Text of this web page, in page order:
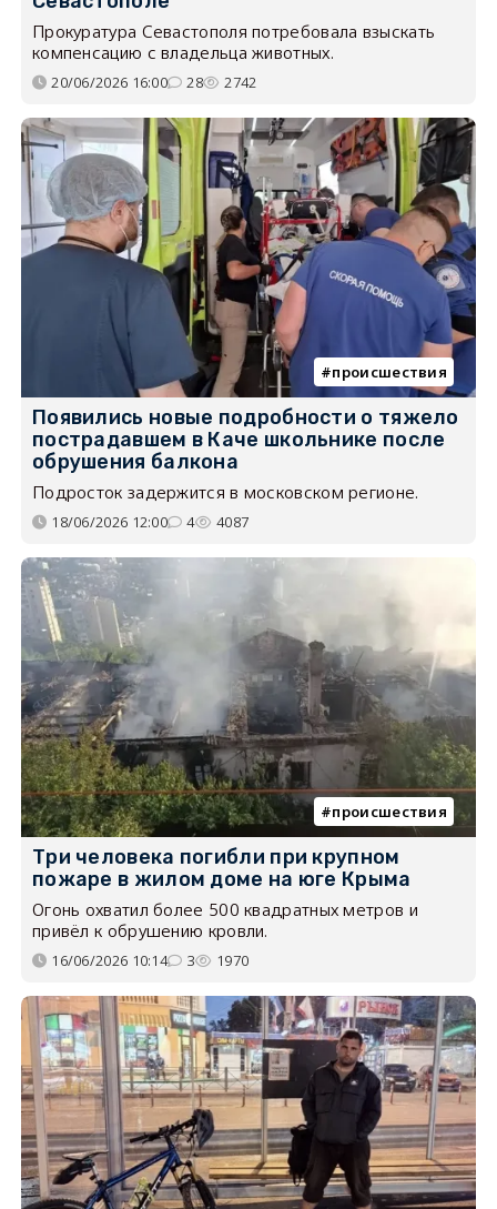
Прокуратура Севастополя потребовала взыскать
компенсацию с владельца животных.
20/06/2026 16:00 28 2742
происшествия
Появились новые подробности о тяжело
пострадавшем в Каче школьнике после
обрушения балкона
Подросток задержится в московском регионе.
18/06/2026 12:00 4 4087
происшествия
Три человека погибли при крупном
пожаре в жилом доме на юге Крыма
Огонь охватил более 500 квадратных метров и
привёл к обрушению кровли.
16/06/2026 10:14 3 1970